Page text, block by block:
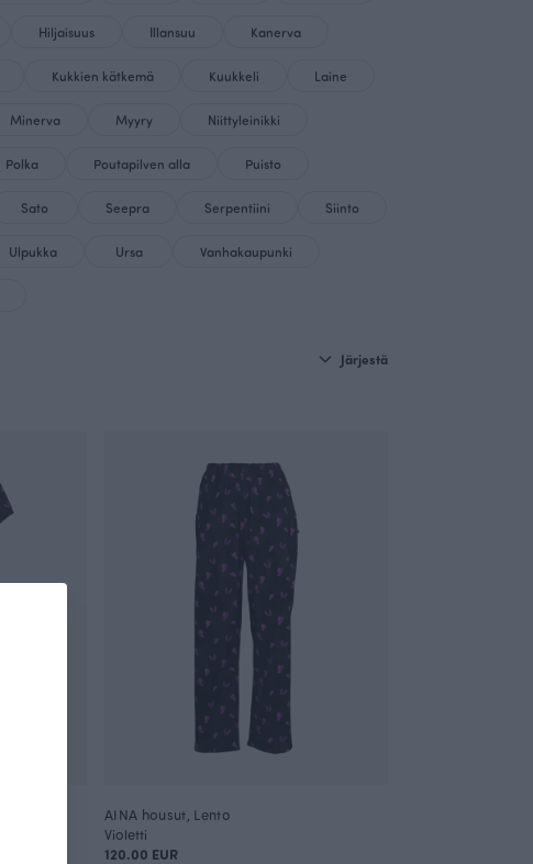
Hiljaisuus Illansuu Kanerva
Kukkien kätkemä Kuukkeli Laine
Minerva Myyry Niittyleinikki
Polka Poutapilven alla Puisto
Sato Seepra Serpentiini Siinto
Ulpukka Ursa Vanhakaupunki
Järjestä
AINA housut, Lento
Violetti
120.00 EUR